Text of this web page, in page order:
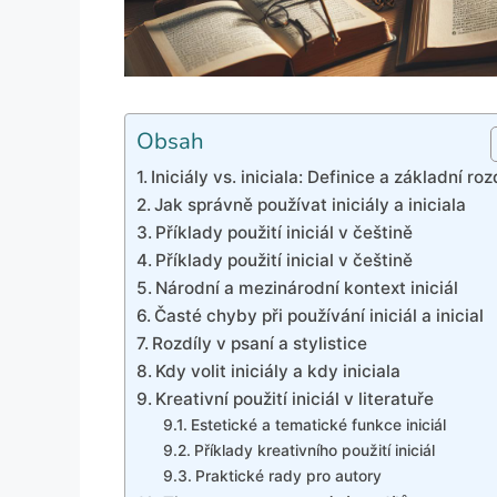
Obsah
Iniciály vs. iniciala: Definice a základní
Jak správně používat iniciály a iniciala
Příklady použití iniciál v češtině
Příklady použití inicial v češtině
Národní a mezinárodní kontext iniciál
Časté chyby při používání iniciál a inicial
Rozdíly v psaní a stylistice
Kdy volit iniciály a kdy iniciala
Kreativní použití iniciál v literatuře
Estetické a tematické funkce iniciál
Příklady kreativního použití iniciál
Praktické rady pro autory